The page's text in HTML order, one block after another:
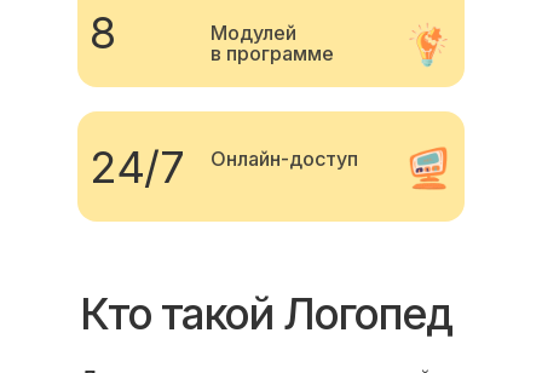
Онлайн-доступ
24/7
Модулей
в программе
8
Кто такой Логопед